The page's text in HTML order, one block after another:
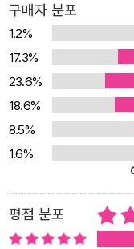
울 레이터는 1923년 독
한 교육을 받았다. 10대
저명한 탈무드 학자였던
했다. 그러나 율법학교
로 떠났다. 뉴욕에서 만
사진에 입문하여 패션
'보그' 등은 물론 '라이프
실었다. 그러나 그는 중
보다는 금방 사라지는
보이는 사소한 것의 아름
하지 않고 오로지 순수
구매자 분포
1.2%
17.3%
23.6%
18.6%
8.5%
1.6%
평점 분포